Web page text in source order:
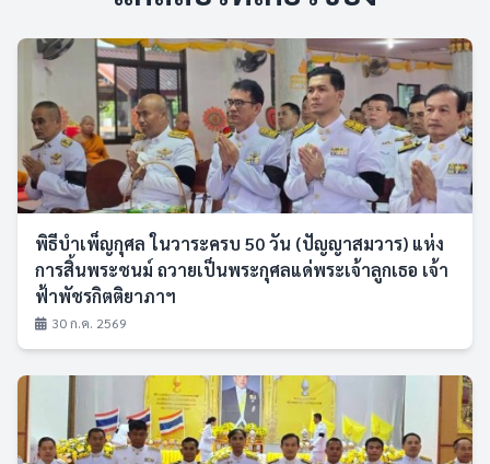
พิธีบำเพ็ญกุศล ในวาระครบ 50 วัน (ปัญญาสมวาร) แห่ง
การสิ้นพระชนม์ ถวายเป็นพระกุศลแด่พระเจ้าลูกเธอ เจ้า
ฟ้าพัชรกิตติยาภาฯ
30 ก.ค. 2569